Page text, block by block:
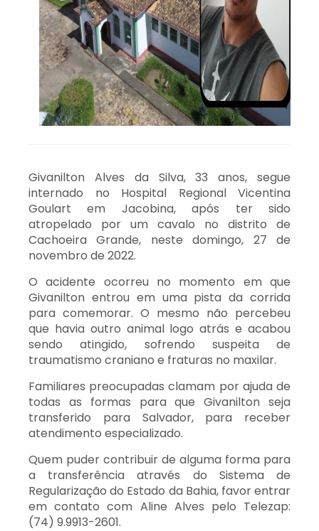
Givanilton Alves da Silva, 33 anos, segue
internado no Hospital Regional Vicentina
Goulart em Jacobina, após ter sido
atropelado por um cavalo no distrito de
Cachoeira Grande, neste domingo, 27 de
novembro de 2022.
O acidente ocorreu no momento em que
Givanilton entrou em uma pista da corrida
para comemorar. O mesmo não percebeu
que havia outro animal logo atrás e acabou
sendo atingido, sofrendo suspeita de
traumatismo craniano e fraturas no maxilar.
Familiares preocupadas clamam por ajuda de
todas as formas para que Givanilton seja
transferido para Salvador, para receber
atendimento especializado.
Quem puder contribuir de alguma forma para
a transferência através do Sistema de
Regularização do Estado da Bahia, favor entrar
em contato com Aline Alves pelo Telezap:
(74) 9.9913-2601.